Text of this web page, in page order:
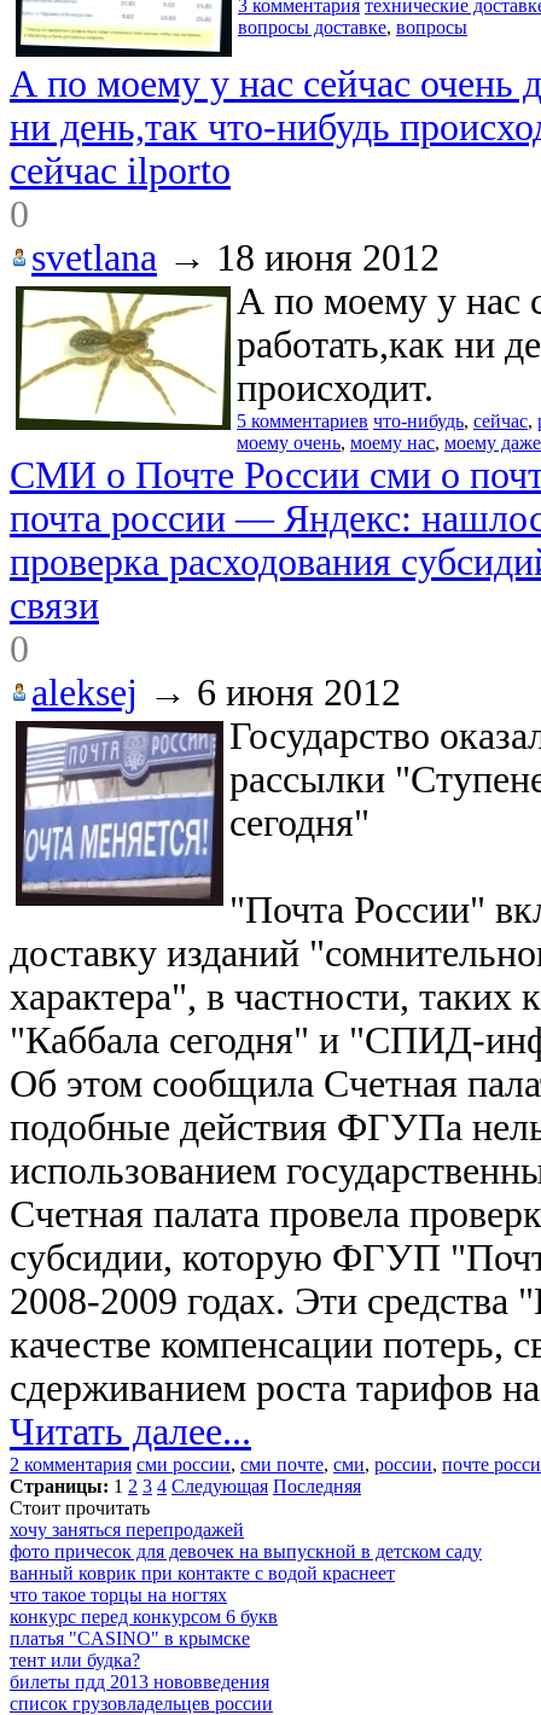
3 комментария технические
вопросы доставке, вопросы
А по моему у нас сейчас очень
ни день,так что-нибудь
сейчас ilporto
0
svetlana → 18 июня 2012
А по моему у нас
работать,как ни
происходит.
5 комментариев что-нибудь, сейчас,
моему очень, моему нас, моему даже
СМИ о Почте России сми о
почта россии — Яндекс:
проверка расходования
связи
0
aleksej → 6 июня 2012
Государство
рассылки
сегодня"
"Почта России"
доставку изданий
характера", в частности,
"Каббала сегодня" и "СПИД-
Об этом сообщила Счетная
подобные действия ФГУПа
использованием
Счетная палата провела
субсидии, которую ФГУП
2008-2009 годах. Эти средства
качестве компенсации потерь,
сдерживанием роста тарифов
Читать далее...
2 комментария сми россии, сми почте, сми, россии, почте
Страницы: 1 2 3 4 Следующая Последняя
Стоит прочитать
хочу заняться перепродажей
фото причесок для девочек на выпускной в детском саду
ванный коврик при контакте с водой краснеет
что такое торцы на ногтях
конкурс перед конкурсом 6 букв
платья "CASINO" в крымске
тент или будка?
билеты пдд 2013 нововведения
список грузовладельцев россии